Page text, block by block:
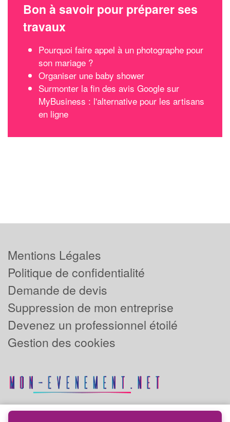
Bon à savoir pour préparer ses
travaux
Pourquoi faire appel à un photographe pour
son mariage ?
Organiser une baby shower
Surmonter la fin des avis Google sur
MyBusiness : l'alternative pour les artisans
en ligne
Mentions Légales
Politique de confidentialité
Demande de devis
Suppression de mon entreprise
Devenez un professionnel étoilé
Gestion des cookies